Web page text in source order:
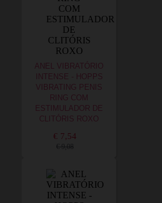
ANEL VIBRATÓRIO
INTENSE - HOPPS
VIBRATING PENIS
RING COM
ESTIMULADOR DE
CLITÓRIS ROXO
€ 7,54
€ 9,08